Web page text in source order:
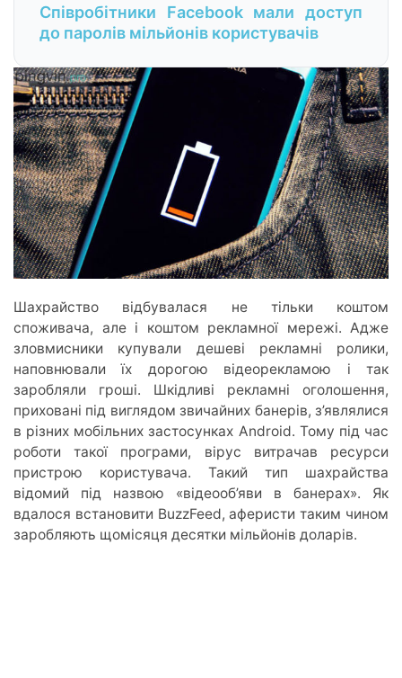
Співробітники Facebook мали доступ
до паролів мільйонів користувачів
Шахрайство відбувалася не тільки коштом
споживача, але і коштом рекламної мережі. Адже
зловмисники купували дешеві рекламні ролики,
наповнювали їх дорогою відеорекламою і так
заробляли гроші. Шкідливі рекламні оголошення,
приховані під виглядом звичайних банерів, з’являлися
в різних мобільних застосунках Android. Тому під час
роботи такої програми, вірус витрачав ресурси
пристрою користувача. Такий тип шахрайства
відомий під назвою «відеооб’яви в банерах». Як
вдалося встановити BuzzFeed, аферисти таким чином
заробляють щомісяця десятки мільйонів доларів.